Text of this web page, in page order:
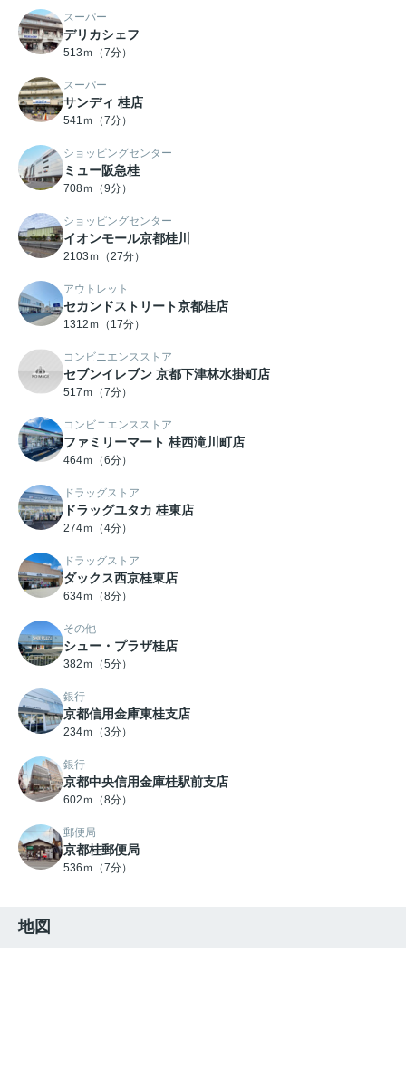
スーパー
デリカシェフ
513ｍ（7分）
スーパー
サンディ 桂店
541ｍ（7分）
ショッピングセンター
ミュー阪急桂
708ｍ（9分）
ショッピングセンター
イオンモール京都桂川
2103ｍ（27分）
アウトレット
セカンドストリート京都桂店
1312ｍ（17分）
コンビニエンスストア
セブンイレブン 京都下津林水掛町店
517ｍ（7分）
コンビニエンスストア
ファミリーマート 桂西滝川町店
464ｍ（6分）
ドラッグストア
ドラッグユタカ 桂東店
274ｍ（4分）
ドラッグストア
ダックス西京桂東店
634ｍ（8分）
その他
シュー・プラザ桂店
382ｍ（5分）
銀行
京都信用金庫東桂支店
234ｍ（3分）
銀行
京都中央信用金庫桂駅前支店
602ｍ（8分）
郵便局
京都桂郵便局
536ｍ（7分）
地図